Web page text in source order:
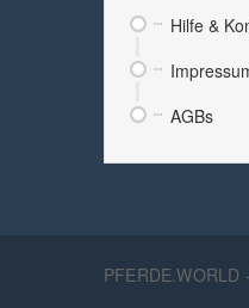
Hilfe &
AGBs
PFERDE.WORLD